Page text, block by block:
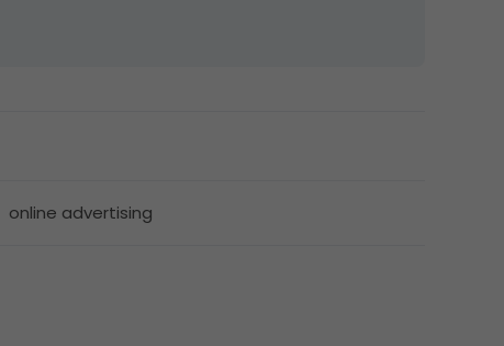
online advertising